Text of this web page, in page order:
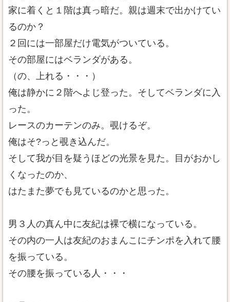
家に着くと１階は真っ暗だ。親は週末で出かけてい
るのか？
２回には一部屋だけ電気がついている。
その部屋にはベランダがある。
（の、上れる・・・）
俺は静かに２階へよじ登った。そしてベランダに入
った。
レースのカーテンのみ。覗けるぞ。
俺はそ?っと覗き込んだ。
そして我が目を疑うほどの光景を見た。目がおかし
くなったのか、
はたまた夢でも見ているのかと思った。
男３人の真ん中に友紀は裸で横になっている。
その内の一人は友紀のおまんこにチンポを入れて腰
を振っている。
その腰を振っている人・・・